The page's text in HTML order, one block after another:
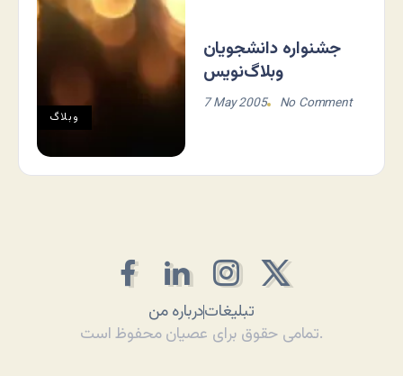
وبلاگ
جشنواره دانشجویان
وبلاگ‌نویس
7 May 2005 No Comment
درباره منتبلیغات
تمامی حقوق برای عصیان محفوظ است.